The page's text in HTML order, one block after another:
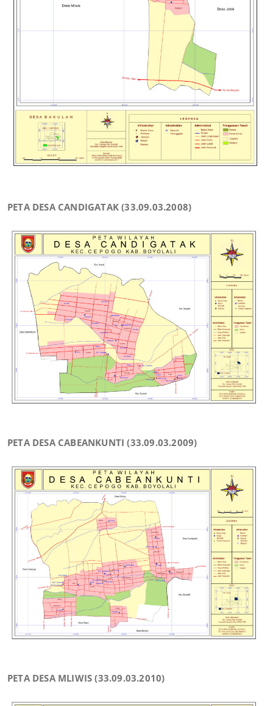
PETA DESA CANDIGATAK (33.09.03.2008)
PETA DESA CABEANKUNTI (33.09.03.2009)
PETA DESA MLIWIS (33.09.03.2010)